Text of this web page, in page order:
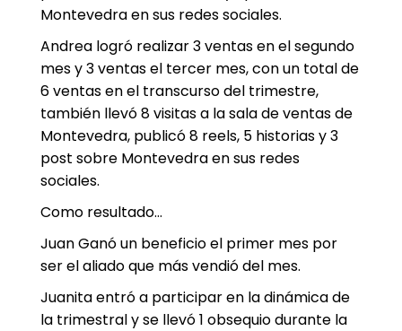
Montevedra en sus redes sociales.
Andrea logró realizar 3 ventas en el segundo
mes y 3 ventas el tercer mes, con un total de
6 ventas en el transcurso del trimestre,
también llevó 8 visitas a la sala de ventas de
Montevedra, publicó 8 reels, 5 historias y 3
post sobre Montevedra en sus redes
sociales.
Como resultado…
Juan Ganó un beneficio el primer mes por
ser el aliado que más vendió del mes.
Juanita entró a participar en la dinámica de
la trimestral y se llevó 1 obsequio durante la